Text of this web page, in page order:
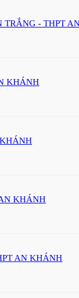
TRẮNG - THPT
KHÁNH
KHÁNH
AN KHÁNH